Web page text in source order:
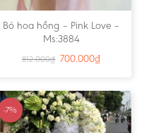
Bó hoa hồng – Pink Love –
Ms:3884
812.000₫ 700.000₫
-7%